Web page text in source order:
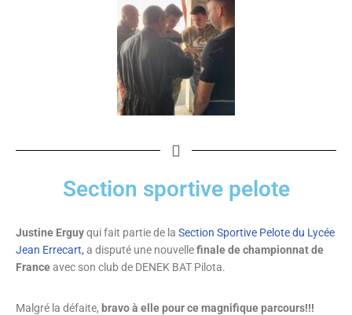
Section sportive pelote
Justine Erguyqui fait partie de la Section Sportive Pelote du Lycée
Jean Errecart, a disputé une nouvellefinale de championnat de
Franceavec son club de DENEK BAT Pilota.
Malgré la défaite, bravo à elle pour ce magnifique parcours!!!